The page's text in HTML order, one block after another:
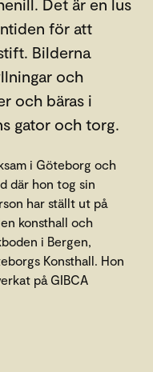
Det är en lus
för att
Bilderna
och
och bäras i
gator och torg.
i Göteborg och
där hon tog sin
har ställt ut på
konsthall och
i Bergen,
Konsthall. Hon
på GIBCA